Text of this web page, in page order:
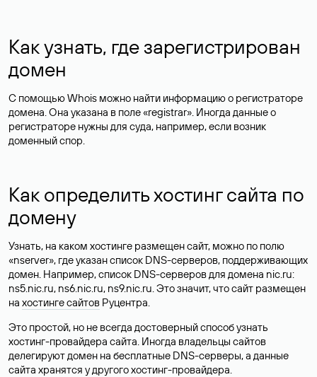
Как узнать, где зарегистрирован
домен
С помощью Whois можно найти информацию о регистраторе
домена. Она указана в поле «registrar». Иногда данные о
регистраторе нужны для суда, например, если возник
доменный спор.
Как определить хостинг сайта по
домену
Узнать, на каком хостинге размещен сайт, можно по полю
«nserver», где указан список DNS-серверов, поддерживающих
домен. Например, список DNS-серверов для домена nic.ru:
ns5.nic.ru, ns6.nic.ru, ns9.nic.ru. Это значит, что сайт размещен
на хостинге сайтов Руцентра.
Это простой, но не всегда достоверный способ узнать
хостинг-провайдера сайта. Иногда владельцы сайтов
делегируют домен на бесплатные DNS-серверы, а данные
сайта хранятся у другого хостинг-провайдера.